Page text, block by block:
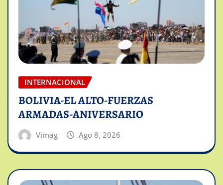
INTERNACIONAL
BOLIVIA-EL ALTO-FUERZAS
ARMADAS-ANIVERSARIO
Vimag Ago 8, 2026